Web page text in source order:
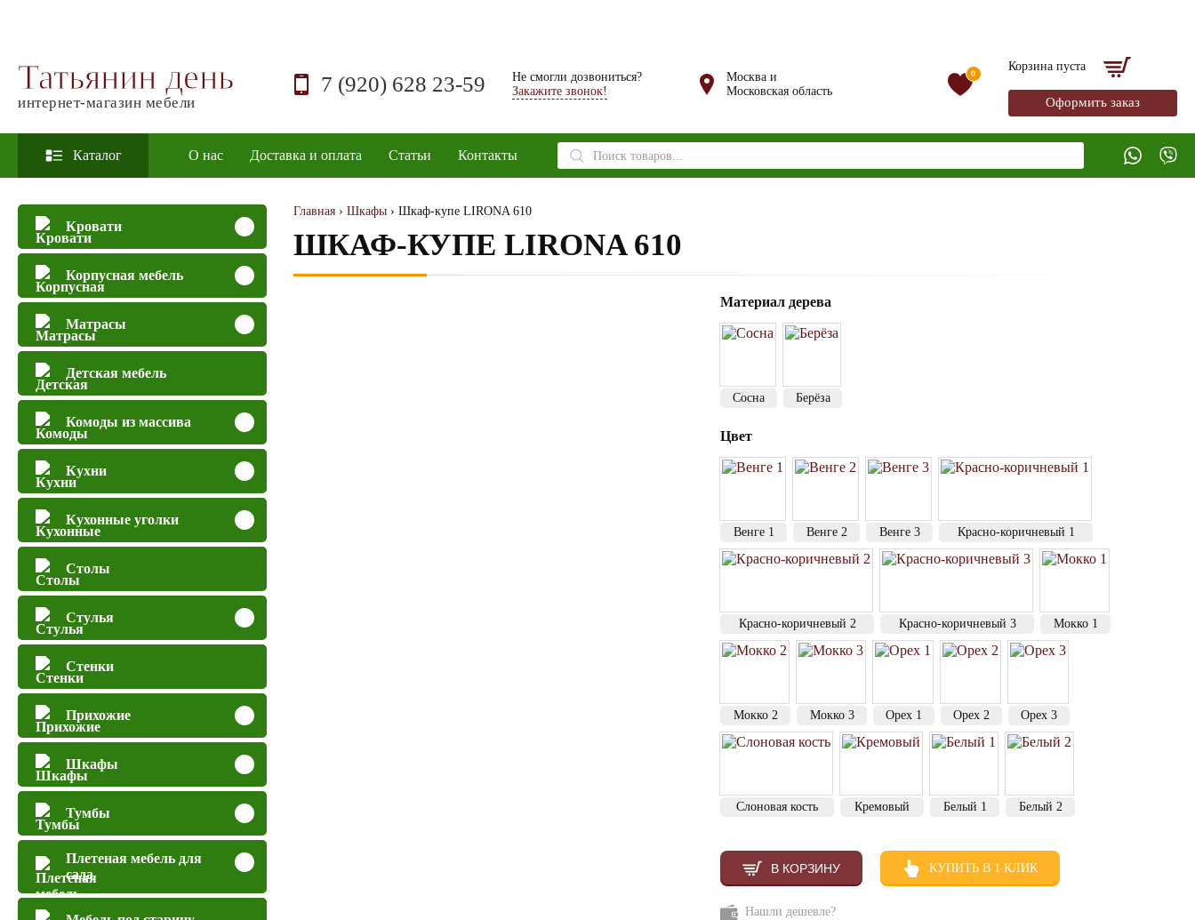
Татьянин день
интернет-магазин мебели
7 (920) 628 23-59
Не смогли дозвониться?
Закажите звонок!
Москва и
Московская область
0
Корзина пуста
Оформить заказ
Каталог О нас Доставка и оплата Статьи Контакты
Поиск
товаров
Кровати
Корпусная мебель
Матрасы
Детская мебель
Комоды из массива
Кухни
Кухонные уголки
Столы
Стулья
Стенки
Прихожие
Шкафы
Тумбы
Плетеная мебель для
сада
Главная › Шкафы › Шкаф-купе LIRONA 610
ШКАФ-КУПЕ LIRONA 610
Материал дерева
Сосна Берёза
Цвет
Венге 1 Венге 2 Венге 3 Красно-коричневый 1
Красно-коричневый 2 Красно-коричневый 3 Мокко 1
Мокко 2 Мокко 3 Орех 1 Орех 2 Орех 3
Слоновая кость Кремовый Белый 1 Белый 2
В КОРЗИНУ КУПИТЬ В 1 КЛИК
Нашли дешевле?